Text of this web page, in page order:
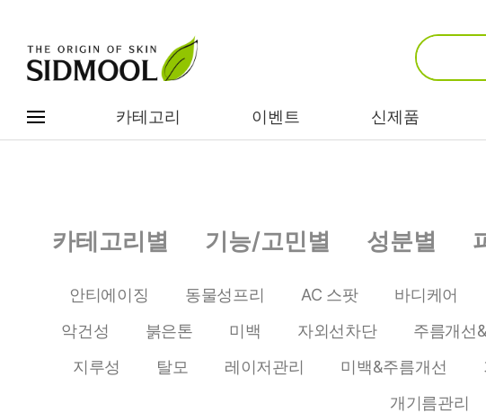
카테고리 이벤트 신제품
카테고리별
성분별
베스트
이벤트
임상별
비누/클렌징
마스크/팩/필링
스킨/토너/미
앰플/에센스/세
럼
카테고리별 기능/고민별 성분별
안티에이징 동물성프리 AC 스팟 바디케어
악건성
붉은톤 미백 자외선차단 주름개선
지루성
탈모 레이저관리 미백&주름개선
개기름관리